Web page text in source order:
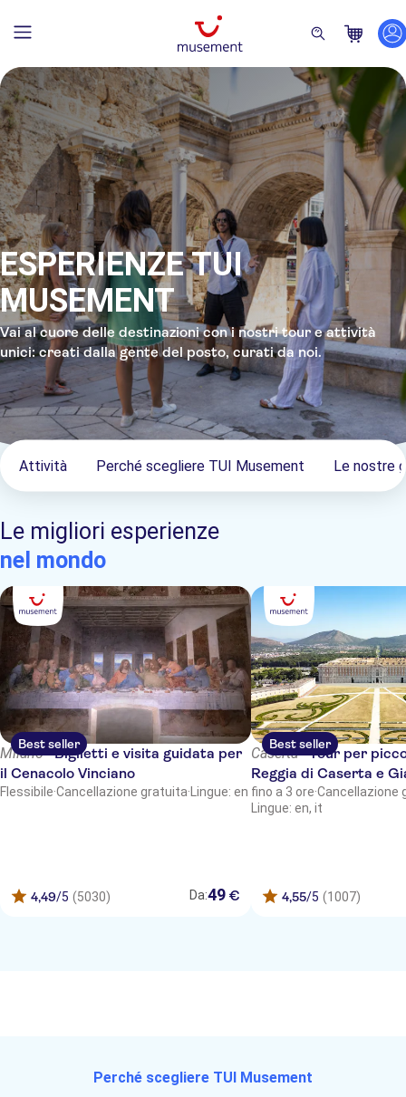
ESPERIENZE TUI
MUSEMENT
Vai al cuore delle destinazioni con i nostri tour e attività
unici: creati dalla gente del posto, curati da noi.
Attività Perché scegliere TUI Musement Le nostre
Le migliori esperienze
nel mondo
Best seller
Milano -Biglietti e visita guidata per
il Cenacolo Vinciano
Flessibile·Cancellazione gratuita· Lingue: en
4,49/5 (5030) Da:49 €
Best seller
Caserta -Tour per
Reggia di Caserta e
fino a 3 ore·Cancellazione
Lingue: en, it
4,55/5 (1007)
Perché scegliere TUI Musement